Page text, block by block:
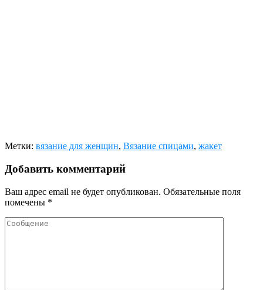
Метки: вязание для женщин, Вязание спицами, жакет
Добавить комментарий
Ваш адрес email не будет опубликован. Обязательные поля
помечены *